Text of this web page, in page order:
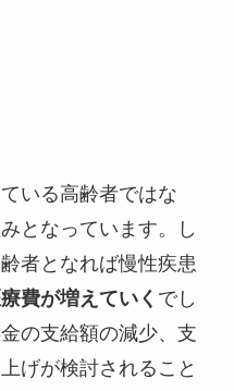
いる高齢者ではな
となっています。し
者となれば慢性疾患
費が増えていく でし
の支給額の減少、支
げが検討されること